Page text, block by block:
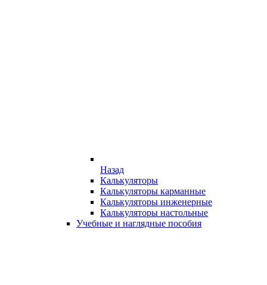
Назад
Калькуляторы
Калькуляторы карманные
Калькуляторы инженерные
Калькуляторы настольные
Учебные и наглядные пособия